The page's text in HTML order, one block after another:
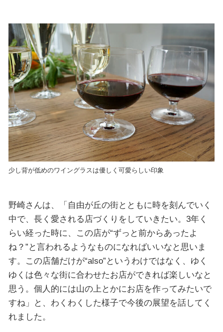
少し背が低めのワイングラスは優しく可愛らしい印象
野崎さんは、「自由が丘の街とともに時を刻んでいく
中で、長く愛される店づくりをしていきたい。3年く
らい経った時に、この店が“ずっと前からあったよ
ね？”と言われるようなものになればいいなと思いま
す。この店舗だけが“also”というわけではなく、ゆく
ゆくは色々な街に合わせたお店ができれば楽しいなと
思う。個人的には山の上とかにお店を作ってみたいで
すね」と、わくわくした様子で今後の展望を話してく
れました。